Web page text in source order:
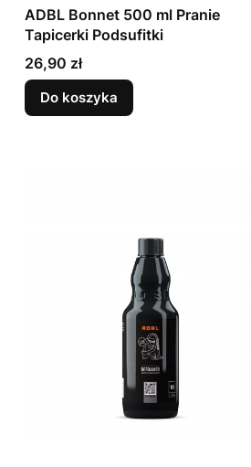
ADBL Bonnet 500 ml Pranie
Tapicerki Podsufitki
Cena
26,90 zł
Do koszyka